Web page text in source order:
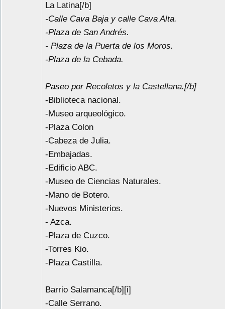
La Latina[/b]
-Calle Cava Baja y calle Cava Alta.
-Plaza de San Andrés.
- Plaza de la Puerta de los Moros.
-Plaza de la Cebada.
Paseo por Recoletos y la Castellana.[/b]
-Biblioteca nacional.
-Museo arqueológico.
-Plaza Colon
-Cabeza de Julia.
-Embajadas.
-Edificio ABC.
-Museo de Ciencias Naturales.
-Mano de Botero.
-Nuevos Ministerios.
- Azca.
-Plaza de Cuzco.
-Torres Kio.
-Plaza Castilla.
Barrio Salamanca[/b][i]
-Calle Serrano.